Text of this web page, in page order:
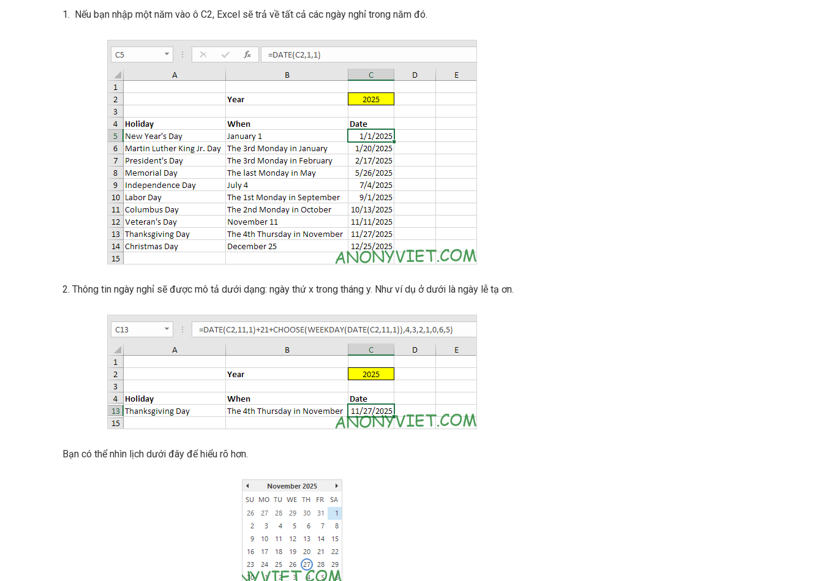
1. Nếu bạn nhập một năm vào ô C2, Excel sẽ trả về tất cả các ngày nghỉ trong năm đó.
2. Thông tin ngày nghỉ sẽ được mô tả dưới dạng: ngày thứ x trong tháng y. Như ví dụ ở dưới là ngày lễ tạ ơn.
Bạn có thể nhìn lịch dưới đây để hiểu rõ hơn.